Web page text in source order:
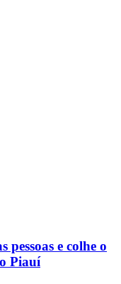
pessoas e colhe o
Piauí